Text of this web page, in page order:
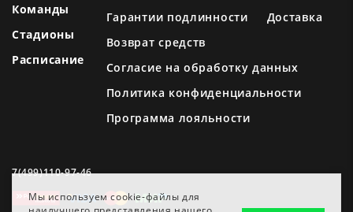
Мы используем cookie-файлы для
Команды
Стадионы
Расписание
Гарантии подлинности
Доставка
Возврат средств
Согласие на обработку данных
Политика конфиденциальности
Программа лояльности
7(499)110-97-46